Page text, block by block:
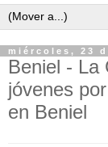
miércoles, 23
Beniel - La
jóvenes
en Beniel